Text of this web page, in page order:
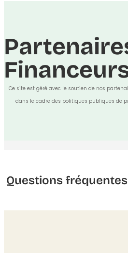
Ce site est géré avec le soutien de nos
dans le cadre des politiques publiques de
Questions fréquentes